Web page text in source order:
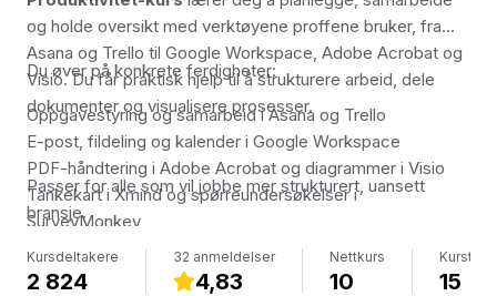
og holde oversikt med verktøyene proffene bruker, fra
Asana og Trello til Google Workspace, Adobe Acrobat og
Visio. Du får praktisk hjelp til å strukturere arbeid, dele
dokumenter og visualisere prosesser.
Du øver på konkrete ferdigheter:
Oppgavestyring og samarbeid i Asana og Trello
E-post, fildeling og kalender i Google Workspace
PDF-håndtering i Adobe Acrobat og diagrammer i Visio
Tankekart i Xmind og spørreundersøkelser i
SurveyMonkey
Passer for alle som vil jobbe mer strukturert, uansett
bransje.
Kursdeltakere
2 824
32 anmeldelser
4,83
Nettkurs
10 15